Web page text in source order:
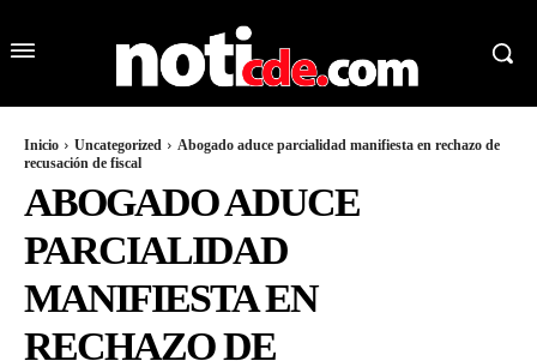
Inicio Uncategorized
Abogado aduce parcialidad manifiesta en rechazo de
recusación de fiscal
ABOGADO ADUCE
PARCIALIDAD
MANIFIESTA EN
RECHAZO DE